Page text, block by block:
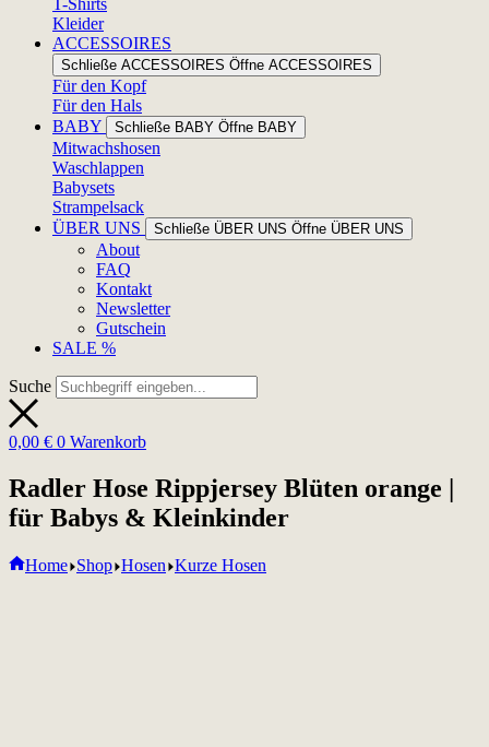
Kleider
ACCESSOIRES
Schließe ACCESSOIRES Öffne ACCESSOIRES
Für den Kopf
Für den Hals
BABY
Schließe BABY Öffne BABY
Mitwachshosen
Waschlappen
Babysets
Strampelsack
ÜBER UNS
Schließe ÜBER UNS Öffne ÜBER UNS
About
FAQ
Kontakt
Newsletter
Gutschein
SALE %
Suche
0,00 € 0 Warenkorb
Radler Hose Rippjersey Blüten orange |
für Babys & Kleinkinder
Home Shop Hosen Kurze Hosen